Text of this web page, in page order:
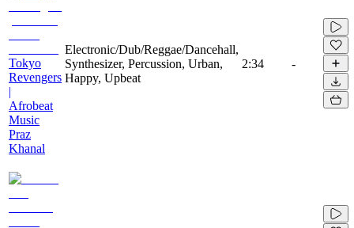
Tokyo
Revengers
|
Afrobeat
Music
Praz
Khanal
Electronic/Dub/Reggae/Dancehall,
Synthesizer, Percussion, Urban,
Happy, Upbeat
2:34 -